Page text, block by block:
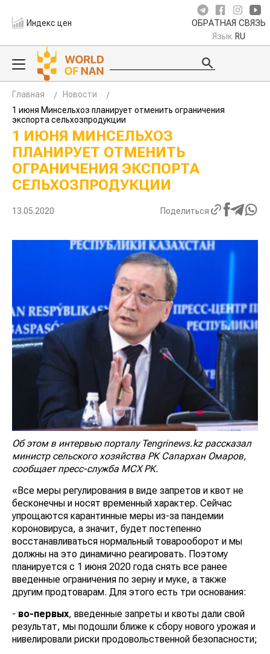
Индекс цен ОБРАТНАЯ СВЯЗЬ
Язык RU
Главная
Новости
1 июня Минсельхоз планирует отменить ограничения
экспорта сельхозпродукции
1 ИЮНЯ МИНСЕЛЬХОЗ
ПЛАНИРУЕТ ОТМЕНИТЬ
ОГРАНИЧЕНИЯ ЭКСПОРТА
СЕЛЬХОЗПРОДУКЦИИ
13.05.2020 Поделиться
Об этом в интервью порталу Tengrinews.kz рассказал
министр сельского хозяйства РК Сапархан Омаров,
сообщает пресс-служба МСХ РК.
«Все меры регулирования в виде запретов и квот не
бесконечны и носят временный характер. Сейчас
упрощаются карантинные меры из-за пандемии
короновируса, а значит, будет постепенно
восстанавливаться нормальный товарооборот и мы
должны на это динамично реагировать. Поэтому
планируется с 1 июня 2020 года снять все ранее
введенные ограничения по зерну и муке, а также
другим продтоварам. Для этого есть три основания:
- во-первых, введенные запреты и квоты дали свой
результат, мы подошли ближе к сбору нового урожая и
нивелировали риски продовольственной безопасности;